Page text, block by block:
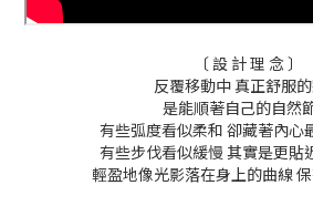
〔 設 計 理 念 〕
反覆移動中 真正舒服
是能順著自己的自然
有些弧度看似柔和 卻藏著內心
有些步伐看似緩慢 其實是更貼
輕盈地像光影落在身上的曲線